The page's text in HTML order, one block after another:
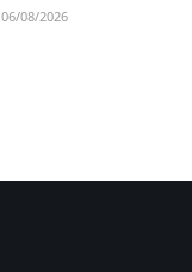
06/08/2026